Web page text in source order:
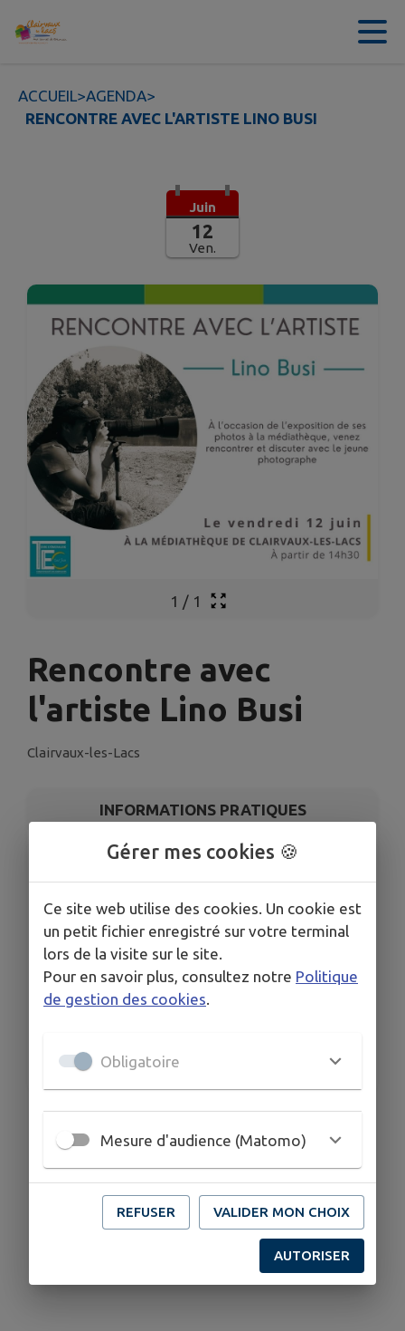
Contenu
ACCUEIL>AGENDA>
RENCONTRE AVEC L'ARTISTE LINO BUSI
Juin
12
Ven.
1 / 1
Rencontre avec
l'artiste Lino Busi
Clairvaux-les-Lacs
INFORMATIONS PRATIQUES
DATE
Le ven. 12 juin
HORAIRES
TARIFS
Médiathèque intercommunale de Clairvaux-les-Lacs
Rencontre avec l'artiste
Le vendredi 12 juin à partir de 14h30
Gérer mes cookies 🍪
Ce site web utilise des cookies. Un cookie est
un petit fichier enregistré sur votre terminal
lors de la visite sur le site.
Pour en savoir plus, consultez notre Politique
de gestion des cookies.
Obligatoire
Mesure d'audience (Matomo)
REFUSER VALIDER MON CHOIX
AUTORISER